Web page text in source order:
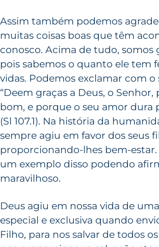
Assim também podemos
muitas coisas boas que têm
conosco. Acima de tudo, somos
pois sabemos o quanto ele tem
vidas. Podemos exclamar com o
“Deem graças a Deus, o Senhor,
bom, e porque o seu amor dura
(Sl 107.1). Na história da
sempre agiu em favor dos seus
proporcionando-lhes bem-estar.
um exemplo disso podendo
maravilhoso.
Deus agiu em nossa vida de
especial e exclusiva quando
Filho, para nos salvar de todos